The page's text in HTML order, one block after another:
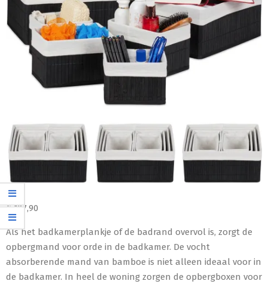
€127,90
Als het badkamerplankje of de badrand overvol is, zorgt de
opbergmand voor orde in de badkamer. De vocht
absorberende mand van bamboe is niet alleen ideaal voor in
de badkamer. In heel de woning zorgen de opbergboxen voor